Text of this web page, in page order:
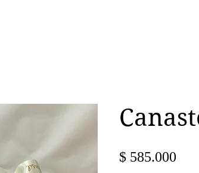
$ 585.000